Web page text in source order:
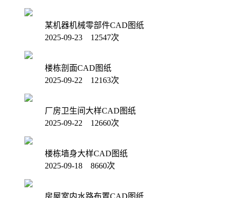
某机器机械零部件CAD图纸
2025-09-23 12547次
楼栋剖面CAD图纸
2025-09-22 12163次
厂房卫生间大样CAD图纸
2025-09-22 12660次
楼栋墙身大样CAD图纸
2025-09-18 8660次
房屋室内水路布置CAD图纸